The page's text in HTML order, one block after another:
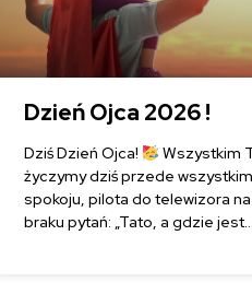
Dzień Ojca 2026 !
Dziś Dzień Ojca!
Wszystkim
życzymy dziś przede
spokoju, pilota do telewizora na
braku pytań: „Tato, a gdzie